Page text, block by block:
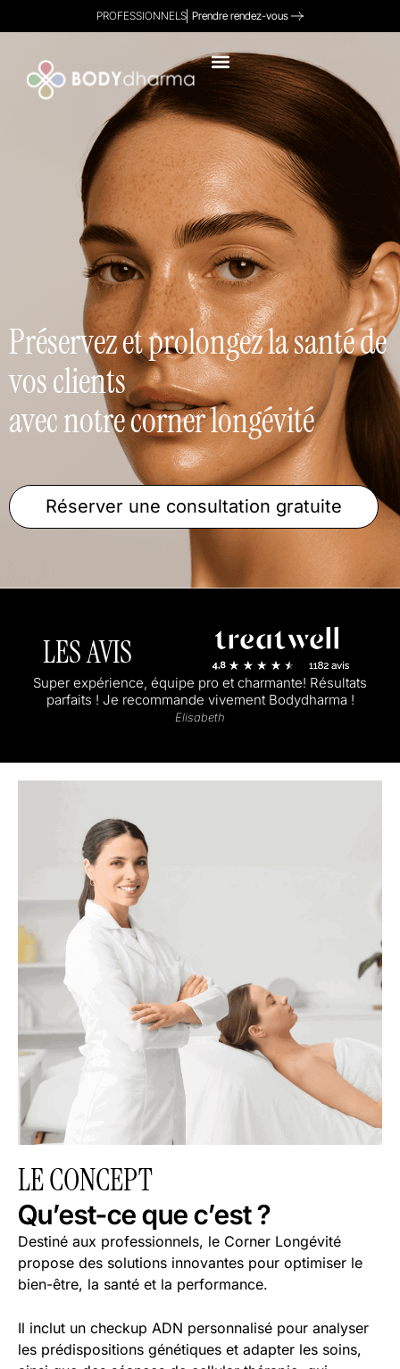
PROFESSIONNELS Prendre rendez-vous
Préservez et prolongez la santé de
vos clients
avec notre corner longévité
Réserver une consultation gratuite
LES AVIS
Super expérience, équipe pro et charmante! Résultats
parfaits ! Je recommande vivement Bodydharma !
Elisabeth
LE CONCEPT
Qu’est-ce que c’est ?
Destiné aux professionnels, le Corner Longévité
propose des solutions innovantes pour optimiser le
bien-être, la santé et la performance.
Il inclut un checkup ADN personnalisé pour analyser
les prédispositions génétiques et adapter les soins,